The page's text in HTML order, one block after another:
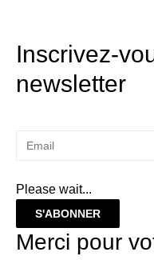
Inscrivez-
newsletter
Please wait...
S'ABONNER
Merci pour